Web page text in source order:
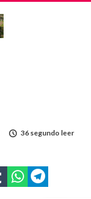
36 segundo leer